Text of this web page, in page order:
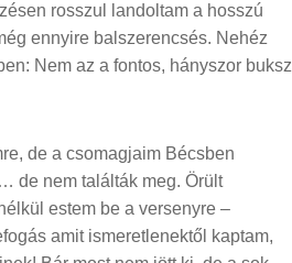
rosszul landoltam a hosszú
ennyire balszerencsés. Nehéz
Nem az a fontos, hányszor buksz
de a csomagjaim Bécsben
de nem találták meg. Örült
estem be a versenyre –
amit ismeretlenektől kaptam,